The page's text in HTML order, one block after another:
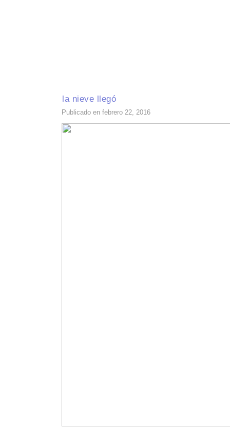
la nieve llegó
Publicado en febrero 22, 2016